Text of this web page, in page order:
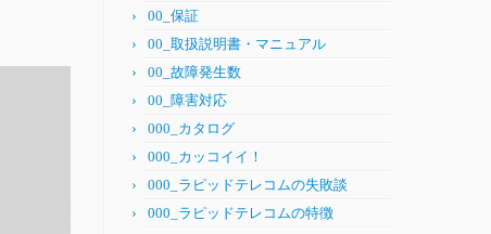
00_保証
00_取扱説明書・マニュアル
00_故障発生数
00_障害対応
000_カタログ
000_カッコイイ！
000_ラピッドテレコムの失敗談
000_ラピッドテレコムの特徴